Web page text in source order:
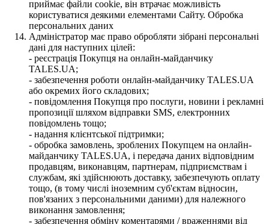
приймає файли cookie, він втрачає можливість
користуватися деякими елементами Сайту. Обробка
персональних даних
Адміністратор має право обробляти зібрані персональні
дані для наступних цілей:
- реєстрація Покупця на онлайн-майданчику
TALES.UA;
- забезпечення роботи онлайн-майданчику TALES.UA
або окремих його складових;
- повідомлення Покупця про послуги, новини і рекламні
пропозиції шляхом відправки SMS, електронних
повідомлень тощо;
- надання клієнтської підтримки;
- обробка замовлень, зроблених Покупцем на онлайн-
майданчику TALES.UA, і передача даних відповідним
продавцям, виконавцям, партнерам, підприємствам і
службам, які здійснюють доставку, забезпечують оплату
тощо, (в тому числі іноземним суб'єктам відносин,
пов'язаних з персональними даними) для належного
виконання замовлення;
- забезпечення обміну коментарями / враженнями від